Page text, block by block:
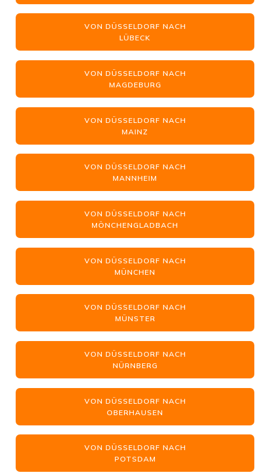
VON DÜSSELDORF NACH
LÜBECK
VON DÜSSELDORF NACH
MAGDEBURG
VON DÜSSELDORF NACH
MAINZ
VON DÜSSELDORF NACH
MANNHEIM
VON DÜSSELDORF NACH
MÖNCHENGLADBACH
VON DÜSSELDORF NACH
MÜNCHEN
VON DÜSSELDORF NACH
MÜNSTER
VON DÜSSELDORF NACH
NÜRNBERG
VON DÜSSELDORF NACH
OBERHAUSEN
VON DÜSSELDORF NACH
POTSDAM